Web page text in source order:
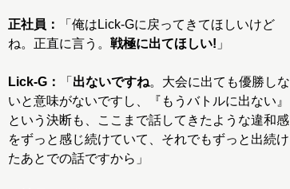
正社員：
「俺はLick-Gに戻ってきてほしいけど
ね。正直に言う。 戦極に出てほしい! 」
Lick-G： 「 出ないですね。大会に出ても優勝しな
いと意味がないですし、『もうバトルに出ない』
という決断も、ここまで話してきたような違和感
をずっと感じ続けていて、それでもずっと出続け
たあとでの話ですから」